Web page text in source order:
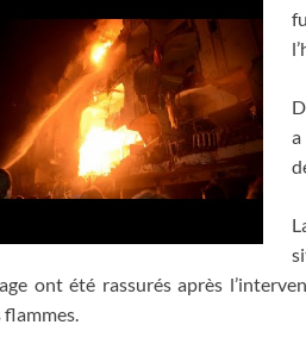
a
ont été rassurés après